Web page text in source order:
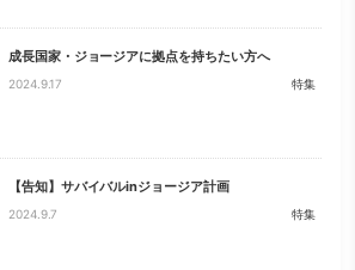
成長国家・ジョージアに拠点を持ちたい方へ
2024.9.17 特集
【告知】サバイバルinジョージア計画
2024.9.7 特集